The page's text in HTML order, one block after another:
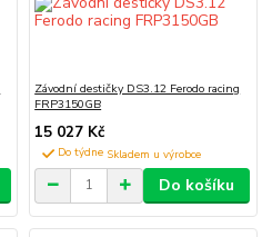
Závodní destičky DS3.12 Ferodo racing
FRP3150GB
15 027 Kč
Do týdne
Do košíku